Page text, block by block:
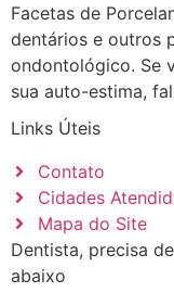
Facetas de
dentários e outros
ondontológico. Se
sua auto-estima,
Links Úteis
Contato
Cidades
Mapa do Site
Dentista, precisa
abaixo